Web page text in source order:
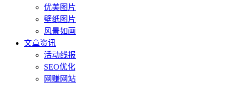
优美图片
壁纸图片
风景如画
文章资讯
活动线报
SEO优化
网赚网站